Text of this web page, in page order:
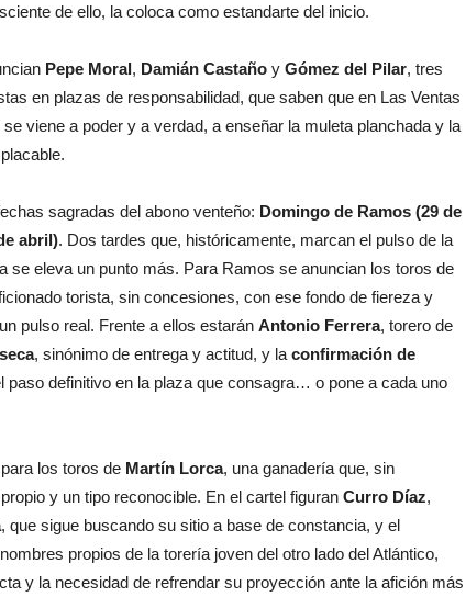
de ello, la coloca como estandarte del inicio.
Pepe Moral, Damián Castaño y Gómez del Pilar, tres
en plazas de responsabilidad, que saben que en Las Ventas
viene a poder y a verdad, a enseñar la muleta planchada y la
sagradas del abono venteño: Domingo de Ramos (29 de
abril). Dos tardes que, históricamente, marcan el pulso de la
se eleva un punto más. Para Ramos se anuncian los toros de
torista, sin concesiones, con ese fondo de fiereza y
pulso real. Frente a ellos estarán Antonio Ferrera, torero de
, sinónimo de entrega y actitud, y la confirmación de
paso definitivo en la plaza que consagra… o pone a cada uno
los toros de Martín Lorca, una ganadería que, sin
y un tipo reconocible. En el cartel figuran Curro Díaz,
, que sigue buscando su sitio a base de constancia, y el
propios de la torería joven del otro lado del Atlántico,
y la necesidad de refrendar su proyección ante la afición más